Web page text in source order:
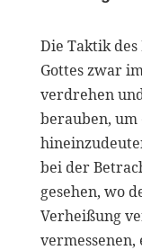
Die Taktik
Gottes zwar
verdrehen
berauben, um
bei der
gesehen, wo
Verheißung